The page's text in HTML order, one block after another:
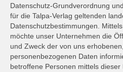
Datenschutz-Grundverordnung
für die Talpa-Verlag geltenden
Datenschutzbestimmungen.
möchte unser Unternehmen die
und Zweck der von uns
personenbezogenen Daten
betroffene Personen mittels